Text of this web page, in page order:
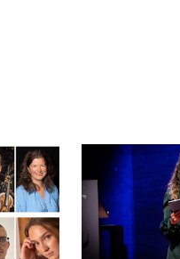
saker
av NMH